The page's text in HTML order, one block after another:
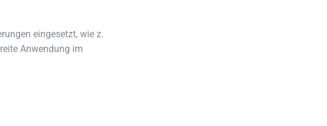
eingesetzt, wie z.
Anwendung im